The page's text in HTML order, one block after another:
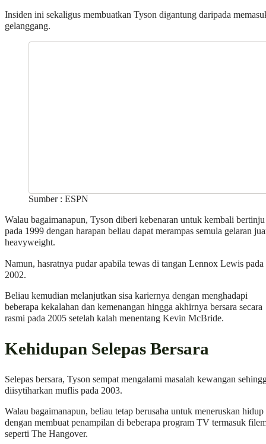
Insiden ini sekaligus membuatkan Tyson digantung daripada
gelanggang.
Sumber : ESPN
Walau bagaimanapun, Tyson diberi kebenaran untuk kembali bertinju
pada 1999 dengan harapan beliau dapat merampas semula gelaran
heavyweight.
Namun, hasratnya pudar apabila tewas di tangan Lennox Lewis pada
2002.
Beliau kemudian melanjutkan sisa kariernya dengan menghadapi
beberapa kekalahan dan kemenangan hingga akhirnya bersara secara
rasmi pada 2005 setelah kalah menentang Kevin McBride.
Kehidupan Selepas Bersara
Selepas bersara, Tyson sempat mengalami masalah kewangan
diisytiharkan muflis pada 2003.
Walau bagaimanapun, beliau tetap berusaha untuk meneruskan hidup
dengan membuat penampilan di beberapa program TV termasuk
seperti The Hangover.